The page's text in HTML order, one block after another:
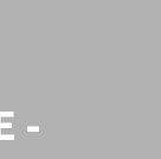
-